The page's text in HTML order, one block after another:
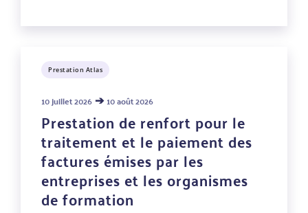
Prestation Atlas
10 juillet 2026 ➔10 août 2026
Prestation de renfort pour le
traitement et le paiement des
factures émises par les
entreprises et les organismes
de formation